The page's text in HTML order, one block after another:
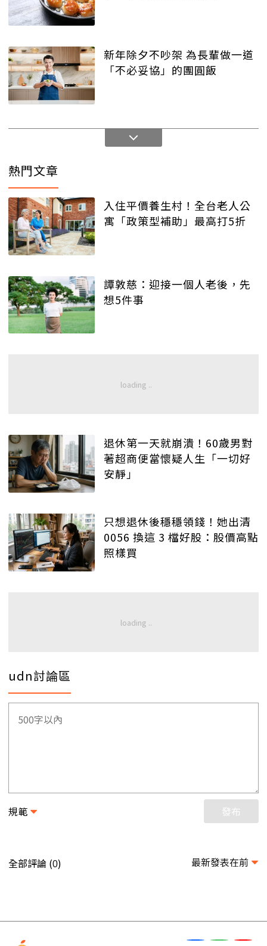
新年除夕不吵架 為長輩做一道
「不必妥協」的團圓飯
熱門文章
入住平價養生村！全台老人公
寓「政策型補助」最高打5折
譚敦慈：迎接一個人老後，先
想5件事
退休第一天就崩潰！60歲男對
著超商便當懷疑人生「一切好
安靜」
只想退休後穩穩領錢！她出清
0056 換這 3 檔好股：股價高點
照樣買
udn討論區
規範 發布
全部評論 (0) 最新發表在前